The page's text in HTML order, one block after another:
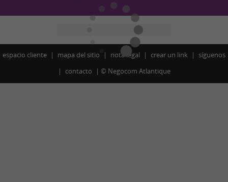
espacio cliente mapa del sitio nota legal crear un link
síguenos
contacto
© Negocom Atlantique